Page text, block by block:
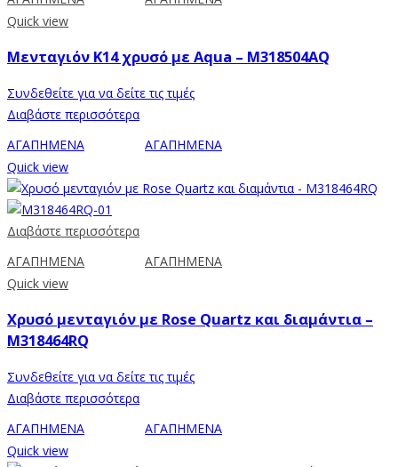
Quick view
Μενταγιόν Κ14 χρυσό με Aqua – M318504AQ
Συνδεθείτε για να δείτε τις τιμές
Διαβάστε περισσότερα
ΑΓΑΠΗΜΕΝΑ
ΑΓΑΠΗΜΕΝΑ
Quick view
Διαβάστε περισσότερα
ΑΓΑΠΗΜΕΝΑ
ΑΓΑΠΗΜΕΝΑ
Quick view
Χρυσό μενταγιόν με Rose Quartz και διαμάντια –
M318464RQ
Συνδεθείτε για να δείτε τις τιμές
Διαβάστε περισσότερα
ΑΓΑΠΗΜΕΝΑ
ΑΓΑΠΗΜΕΝΑ
Quick view